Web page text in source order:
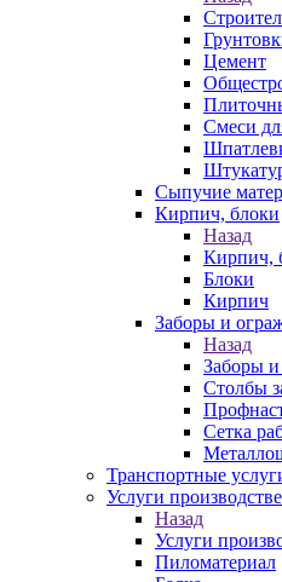
Цемент
Смеси
Сыпучие
Кирпич, блоки
Назад
Кирпич,
Блоки
Кирпич
Заборы и
Назад
Заборы
Столбы
Сетка
Транспортные
Услуги
Назад
Услуги
Пиломатериал